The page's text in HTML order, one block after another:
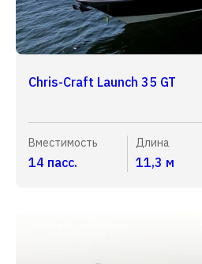
Chris-Craft Launch 35 GT
Вместимость
14 пасс.
Длина
11,3 м